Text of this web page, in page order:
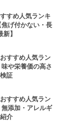
すめ人気ランキ
げ付かない・長
】
すすめ人気ラン
や栄養価の高さ
証
すすめ人気ラン
添加・アレルギ
介